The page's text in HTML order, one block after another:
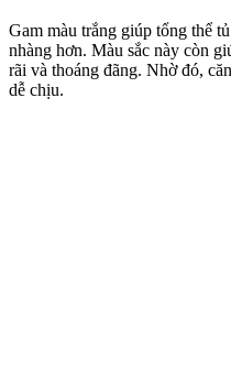
Gam màu trắng giúp tổng thể
nhàng hơn. Màu sắc này còn
rãi và thoáng đãng. Nhờ đó,
dễ chịu.